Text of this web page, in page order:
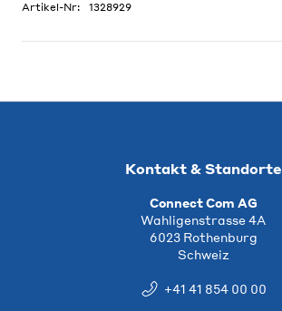
Artikel-Nr:
1328929
Kontakt & Standorte
Connect Com AG
Wahligenstrasse 4A
6023 Rothenburg
Schweiz
+41 41 854 00 00